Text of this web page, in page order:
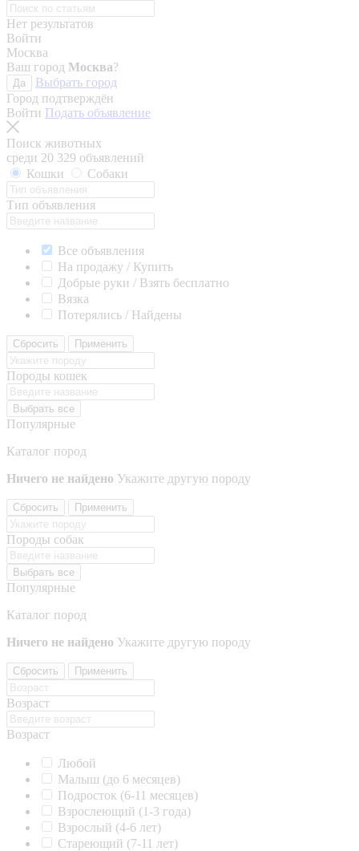
Нет результатов
Войти
Москва
Ваш город Москва?
Да
Выбрать город
Город подтверждён
Войти Подать объявление
Поиск животных
среди 20 329 объявлений
Кошки
Собаки
Тип объявления
Все объявления
На продажу / Купить
Добрые руки / Взять бесплатно
Вязка
Потерялись / Найдены
Сбросить Применить
Породы кошек
Выбрать все
Популярные
Каталог пород
Ничего не найдено Укажите другую породу
Сбросить Применить
Породы собак
Выбрать все
Популярные
Каталог пород
Ничего не найдено Укажите другую породу
Сбросить Применить
Возраст
Возраст
Любой
Малыш (до 6 месяцев)
Подросток (6-11 месяцев)
Взрослеющий (1-3 года)
Взрослый (4-6 лет)
Стареющий (7-11 лет)